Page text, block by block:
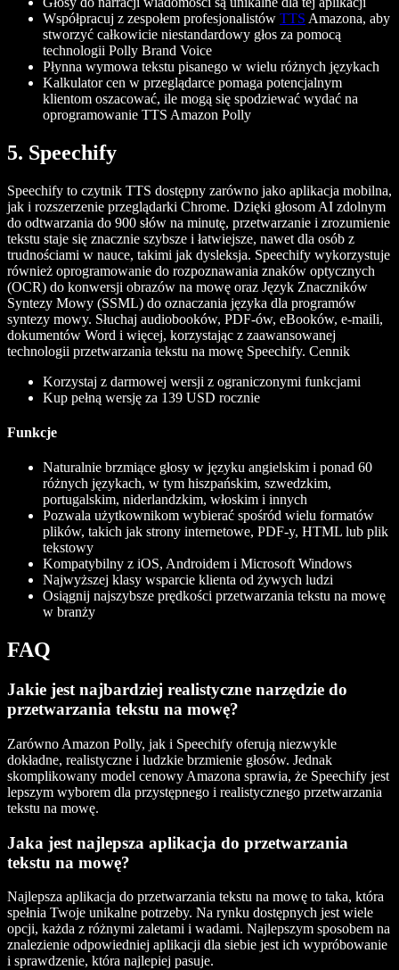
Współpracuj z zespołem profesjonalistów TTS Amazona, aby
stworzyć całkowicie niestandardowy głos za pomocą
technologii Polly Brand Voice
Płynna wymowa tekstu pisanego w wielu różnych językach
Kalkulator cen w przeglądarce pomaga potencjalnym
klientom oszacować, ile mogą się spodziewać wydać na
oprogramowanie TTS Amazon Polly
5. Speechify
Speechify to czytnik TTS dostępny zarówno jako aplikacja mobilna,
jak i rozszerzenie przeglądarki Chrome. Dzięki głosom AI zdolnym
do odtwarzania do 900 słów na minutę, przetwarzanie i zrozumienie
tekstu staje się znacznie szybsze i łatwiejsze, nawet dla osób z
trudnościami w nauce, takimi jak dysleksja. Speechify wykorzystuje
również oprogramowanie do rozpoznawania znaków optycznych
(OCR) do konwersji obrazów na mowę oraz Język Znaczników
Syntezy Mowy (SSML) do oznaczania języka dla programów
syntezy mowy. Słuchaj audiobooków, PDF-ów, eBooków, e-maili,
dokumentów Word i więcej, korzystając z zaawansowanej
technologii przetwarzania tekstu na mowę Speechify. Cennik
Korzystaj z darmowej wersji z ograniczonymi funkcjami
Kup pełną wersję za 139 USD rocznie
Funkcje
Naturalnie brzmiące głosy w języku angielskim i ponad 60
różnych językach, w tym hiszpańskim, szwedzkim,
portugalskim, niderlandzkim, włoskim i innych
Pozwala użytkownikom wybierać spośród wielu formatów
plików, takich jak strony internetowe, PDF-y, HTML lub plik
tekstowy
Kompatybilny z iOS, Androidem i Microsoft Windows
Najwyższej klasy wsparcie klienta od żywych ludzi
Osiągnij najszybsze prędkości przetwarzania tekstu na mowę
w branży
FAQ
Jakie jest najbardziej realistyczne narzędzie do
przetwarzania tekstu na mowę?
Zarówno Amazon Polly, jak i Speechify oferują niezwykle
dokładne, realistyczne i ludzkie brzmienie głosów. Jednak
skomplikowany model cenowy Amazona sprawia, że Speechify jest
lepszym wyborem dla przystępnego i realistycznego przetwarzania
tekstu na mowę.
Jaka jest najlepsza aplikacja do przetwarzania
tekstu na mowę?
Najlepsza aplikacja do przetwarzania tekstu na mowę to taka, która
spełnia Twoje unikalne potrzeby. Na rynku dostępnych jest wiele
opcji, każda z różnymi zaletami i wadami. Najlepszym sposobem na
znalezienie odpowiedniej aplikacji dla siebie jest ich wypróbowanie
i sprawdzenie, która najlepiej pasuje.